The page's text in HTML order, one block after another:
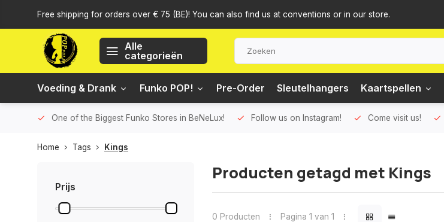
Free shipping for orders over € 75 (BE)! You can also find us at conventions or in our store.
Alle
categorieën
Voeding & Drank Funko POP! Pre-Order Sleutelhangers Kaartspellen
One of the Biggest Funko Stores in BeNeLux! Follow us on Instagram! Come visit us!
Home Tags Kings
Prijs
Producten getagd met Kings
0 Producten Pagina 1 van 1